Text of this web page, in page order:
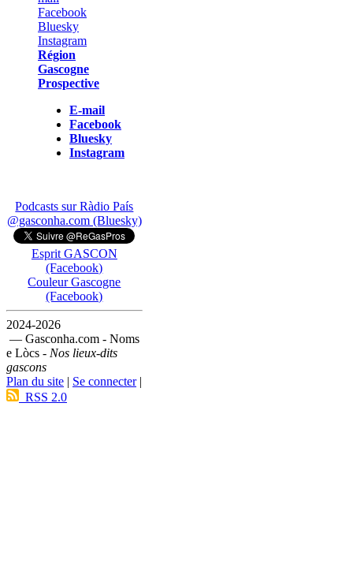
Région
Gascogne
Prospective
E-mail
Facebook
Bluesky
Instagram
Podcasts sur Ràdio País
@gasconha.com (Bluesky)
Esprit GASCON
(Facebook)
Couleur Gascogne
(Facebook)
2024-2026
— Gasconha.com - Noms
e Lòcs - Nos lieux-dits
gascons
Plan du site | Se connecter|
RSS 2.0